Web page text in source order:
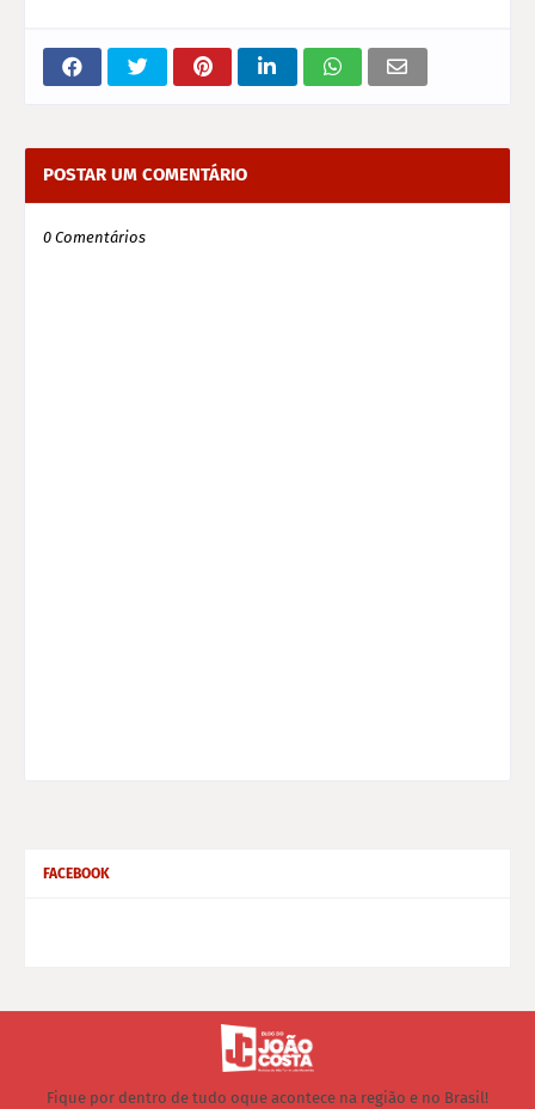
POSTAR UM COMENTÁRIO
0 Comentários
FACEBOOK
Fique por dentro de tudo oque acontece na região e no Brasil!